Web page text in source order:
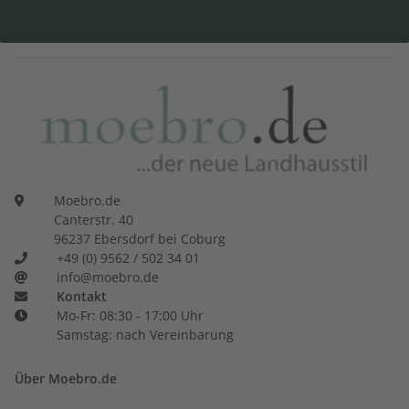
Moebro.de
Canterstr. 40
96237 Ebersdorf bei Coburg
+49 (0) 9562 / 502 34 01
info@moebro.de
Kontakt
Mo-Fr: 08:30 - 17:00 Uhr
Samstag: nach Vereinbarung
Über Moebro.de